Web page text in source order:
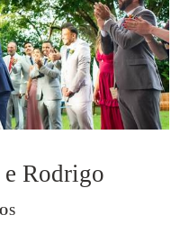
e Rodrigo